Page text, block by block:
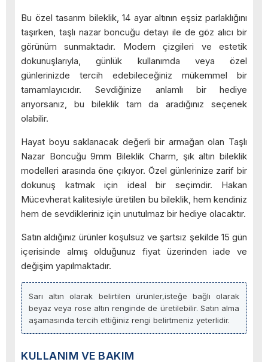
Bu özel tasarım bileklik, 14 ayar altının eşsiz parlaklığını
taşırken, taşlı nazar boncuğu detayı ile de göz alıcı bir
görünüm sunmaktadır. Modern çizgileri ve estetik
dokunuşlarıyla, günlük kullanımda veya özel
günlerinizde tercih edebileceğiniz mükemmel bir
tamamlayıcıdır. Sevdiğinize anlamlı bir hediye
arıyorsanız, bu bileklik tam da aradığınız seçenek
olabilir.
Hayat boyu saklanacak değerli bir armağan olan Taşlı
Nazar Boncuğu 9mm Bileklik Charm, şık altın bileklik
modelleri arasında öne çıkıyor. Özel günlerinize zarif bir
dokunuş katmak için ideal bir seçimdir. Hakan
Mücevherat kalitesiyle üretilen bu bileklik, hem kendiniz
hem de sevdikleriniz için unutulmaz bir hediye olacaktır.
Satın aldığınız ürünler koşulsuz ve şartsız şekilde 15 gün
içerisinde almış olduğunuz fiyat üzerinden iade ve
değişim yapılmaktadır.
Sarı altın olarak belirtilen ürünler,isteğe bağlı olarak
beyaz veya rose altın renginde de üretilebilir. Satın alma
aşamasında tercih ettiğiniz rengi belirtmeniz yeterlidir.
KULLANIM VE BAKIM